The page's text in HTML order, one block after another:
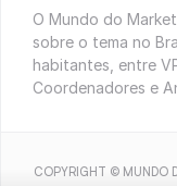
O Mundo do
sobre o tema no
habitantes, entre
Coordenadores e
COPYRIGHT © MUNDO